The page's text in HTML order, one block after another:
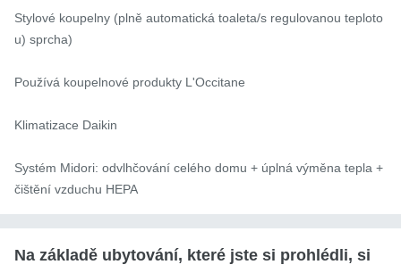
Stylové koupelny (plně automatická toaleta/s regulovanou teploto
u) sprcha)
Používá koupelnové produkty L'Occitane
Klimatizace Daikin
Systém Midori: odvlhčování celého domu + úplná výměna tepla +
čištění vzduchu HEPA
Na základě ubytování, které jste si prohlédli, si